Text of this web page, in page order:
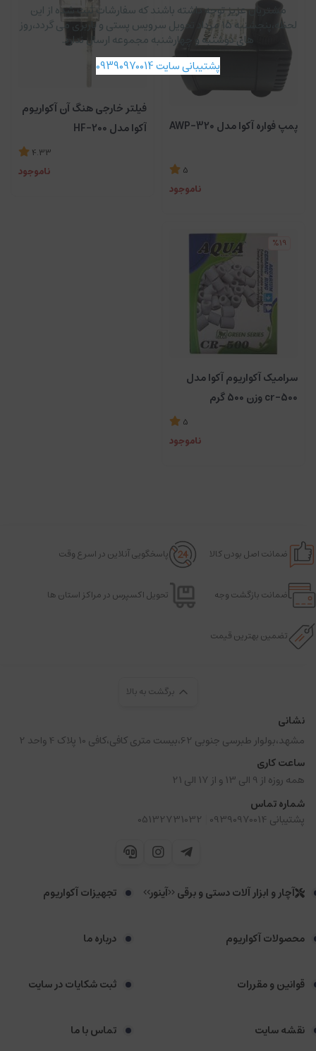
پمپ فواره آکوا مدل AWP-320
5
ناموجود
فیلتر خارجی هنگ آن آکواریوم
آکوا مدل HF-200
4.33
ناموجود
%19
سرامیک آکواریوم آکوا مدل
cr-500 وزن 500 گرم
5
ناموجود
ضمانت اصل بودن کالا پاسخگویی آنلاین در اسرع وقت
ضمانت بازگشت وجه تحویل اکسپرس در مراکز استان ها
تضمین بهترین قیمت
برگشت به بالا
نشانی
مشهد،بولوار طبرسی جنوبی 62،بیست متری کافی،کافی 10 پلاک 4 واحد 2
ساعت کاری
همه روزه از 9 الی 13 و از 17 الی 21
شماره تماس
پشتیبانی 09390970014
05132731032
آچار و ابزار آلات دستی و برقی <<آینور>> تجهیزات آکواریوم
محصولات آکواریوم درباره ما
قوانین و مقررات ثبت شکایات در سایت
نقشه سایت تماس با ما
مشتریان عزیز توجه داشته باشند که سفارشات ثبت شده از این
لحظه،پنجشنبه ۱۵ مرداد تحویل سرویس پستی و باربری می گردد،روز
های دوشنبه و چهارشنبه مجموعه ارسال ندارد.
پشتیبانی سایت 09390970014